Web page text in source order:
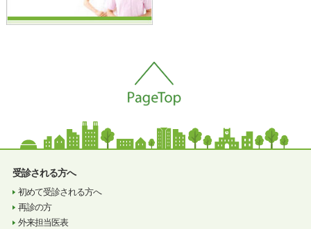
受診される方へ
初めて受診される方へ
再診の方
外来担当医表